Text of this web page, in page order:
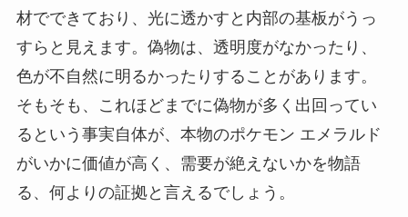
材でできており、光に透かすと内部の基板がうっ
すらと見えます。偽物は、透明度がなかったり、
色が不自然に明るかったりすることがあります。
そもそも、これほどまでに偽物が多く出回ってい
るという事実自体が、本物のポケモン エメラルド
がいかに価値が高く、需要が絶えないかを物語
る、何よりの証拠と言えるでしょう。